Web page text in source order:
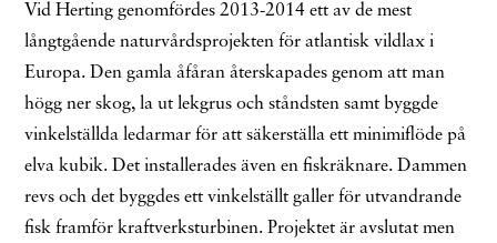
Vid Herting genomfördes 2013-2014 ett av de mest
långtgående naturvårdsprojekten för atlantisk vildlax i
Europa. Den gamla åfåran återskapades genom att man
högg ner skog, la ut lekgrus och ståndsten samt byggde
vinkelställda ledarmar för att säkerställa ett minimiflöde på
elva kubik. Det installerades även en fiskräknare. Dammen
revs och det byggdes ett vinkelställt galler för utvandrande
fisk framför kraftverksturbinen. Projektet är avslutat men